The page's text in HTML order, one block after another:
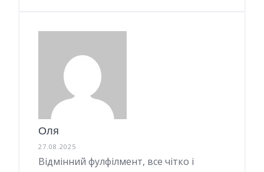
Оля
27.08.2025
Відмінний фулфілмент, все чітко і